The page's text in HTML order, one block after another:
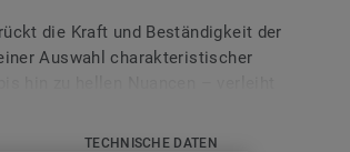
die Kraft und Beständigkeit der
Auswahl charakteristischer
eine besondere Ausstrahlung und
Alltäglichen hervor.
TECHNISCHE DATEN